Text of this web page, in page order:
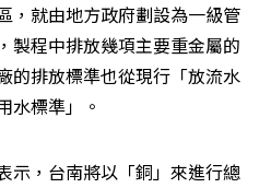
，就由地方政府劃設為一級管
製程中排放幾項主要重金屬的
的排放標準也從現行「放流水
水標準」。
示，台南將以「銅」來進行總